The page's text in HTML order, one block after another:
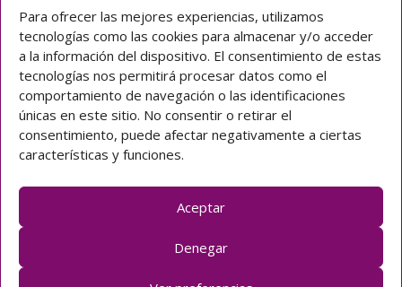
Para ofrecer las mejores experiencias, utilizamos
tecnologías como las cookies para almacenar y/o acceder
a la información del dispositivo. El consentimiento de estas
tecnologías nos permitirá procesar datos como el
comportamiento de navegación o las identificaciones
únicas en este sitio. No consentir o retirar el
consentimiento, puede afectar negativamente a ciertas
características y funciones.
Aceptar
Denegar
Inicio
Mi cuenta
Preguntas frecuentes
Colegio CLARET
Avda. Padre Claret 3 40003 Segovia (ESPAÑA)
Teléfono: [+34] 921 42 03 00
Email: colegio@claretsegovia.es